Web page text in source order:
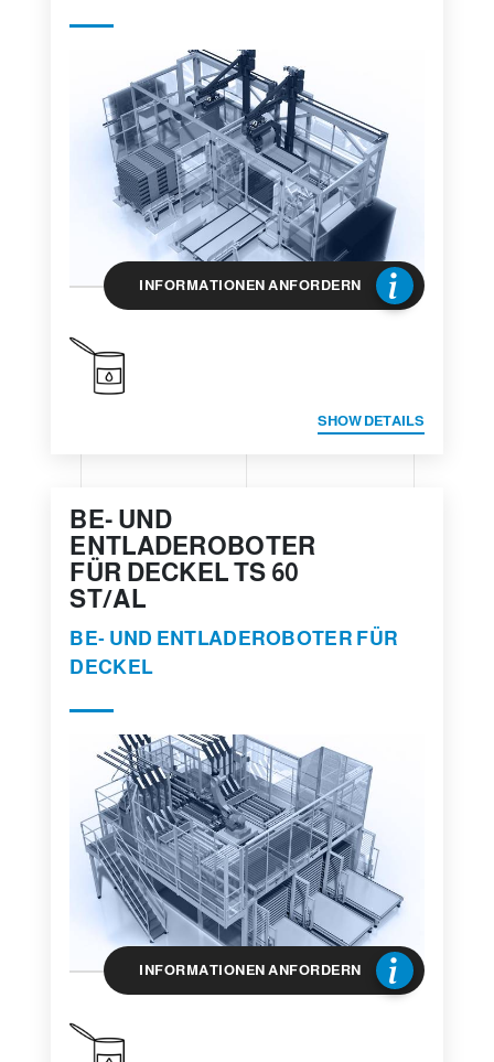
INFORMATIONEN ANFORDERN
SHOW DETAILS
BE- UND
ENTLADEROBOTER
FÜR DECKEL TS 60
ST/AL
BE- UND ENTLADEROBOTER FÜR
DECKEL
INFORMATIONEN ANFORDERN